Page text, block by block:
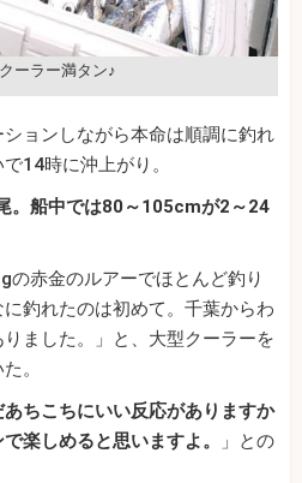
ーラー満タン♪
ョンしながら本命は順調に釣れ
14時に沖上がり。
。船中では80～105cmが2～24
の赤金のルアーでほとんど釣り
釣れたのは初めて。千葉からわ
ました。」と、大型クーラーを
。
あちこちにいい反応がありますか
楽しめると思いますよ。
」との